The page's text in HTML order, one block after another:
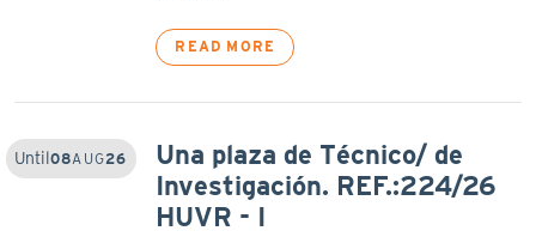
READ MORE
Until08AUG26
Una plaza de Técnico/ de
Investigación. REF.:224/26
HUVR - I